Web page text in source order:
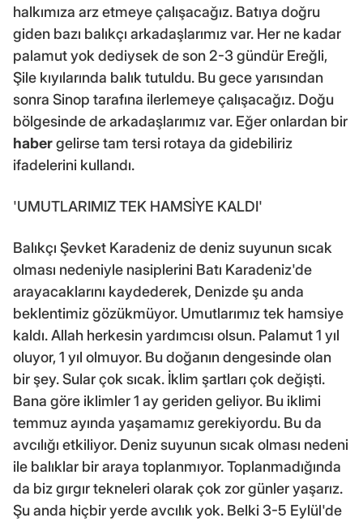
halkımıza arz etmeye çalışacağız. Batıya doğru
giden bazı balıkçı arkadaşlarımız var. Her ne kadar
palamut yok dediysek de son 2-3 gündür Ereğli,
Şile kıyılarında balık tutuldu. Bu gece yarısından
sonra Sinop tarafına ilerlemeye çalışacağız. Doğu
bölgesinde de arkadaşlarımız var. Eğer onlardan bir
habergelirse tam tersi rotaya da gidebiliriz
ifadelerini kullandı.
'UMUTLARIMIZ TEK HAMSİYE KALDI'
Balıkçı Şevket Karadeniz de deniz suyunun sıcak
olması nedeniyle nasiplerini Batı Karadeniz'de
arayacaklarını kaydederek, Denizde şu anda
beklentimiz gözükmüyor. Umutlarımız tek hamsiye
kaldı. Allah herkesin yardımcısı olsun. Palamut 1 yıl
oluyor, 1 yıl olmuyor. Bu doğanın dengesinde olan
bir şey. Sular çok sıcak. İklim şartları çok değişti.
Bana göre iklimler 1 ay geriden geliyor. Bu iklimi
temmuz ayında yaşamamız gerekiyordu. Bu da
avcılığı etkiliyor. Deniz suyunun sıcak olması nedeni
ile balıklar bir araya toplanmıyor. Toplanmadığında
da biz gırgır tekneleri olarak çok zor günler yaşarız.
Şu anda hiçbir yerde avcılık yok. Belki 3-5 Eylül'de